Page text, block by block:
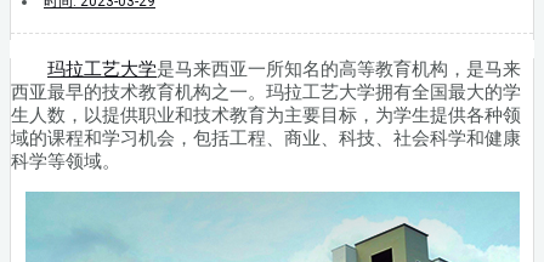
玛拉工艺大学是马来西亚一所知名的高等教育机构，是马来
西亚最早的技术教育机构之一。玛拉工艺大学拥有全国最大的学
生人数，以提供职业和技术教育为主要目标，为学生提供各种领
域的课程和学习机会，包括工程、商业、科技、社会科学和健康
科学等领域。